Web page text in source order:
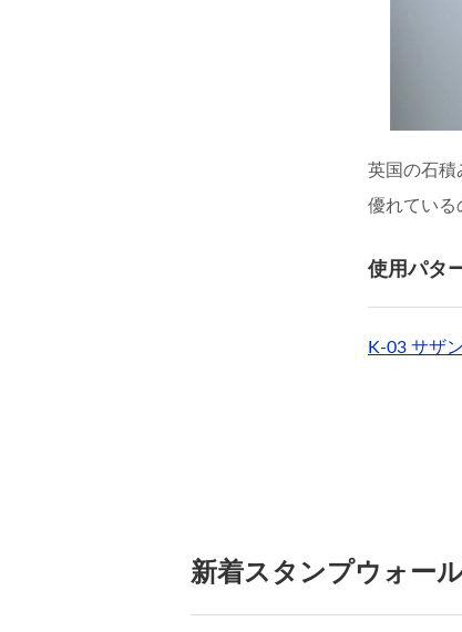
英国の石積
優れている
使用パタ
K-03 サザ
新着スタンプウォー